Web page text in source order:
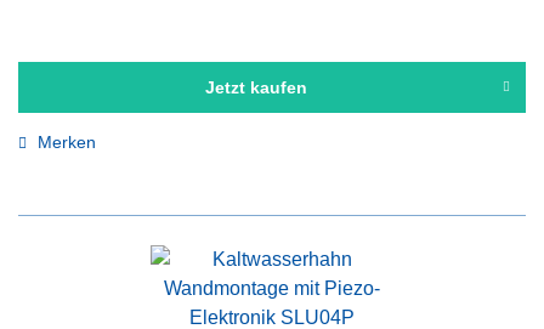
Jetzt kaufen
Merken